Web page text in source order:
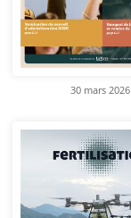
30 mars 2026